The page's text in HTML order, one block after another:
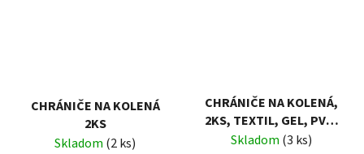
CHRÁNIČE NA KOLENÁ
2KS
Skladom (2 ks)
CHRÁNIČE NA KOLENÁ,
2KS, TEXTIL, GEL, PVC,
SUCHÝ ZIPS
Skladom (3 ks)